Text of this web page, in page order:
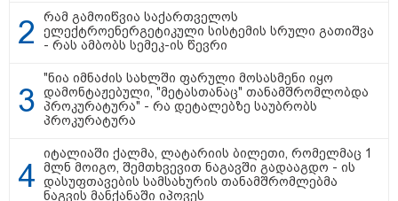
- ლოკაციები თბილისის
შემოგარენში, სადაც შესაძლოა,
მიწები გაძვირდეს
რამ გამოიწვია საქართველოს
ელექტროენერგეტიკული სისტემის სრული გათიშვა
- რას ამბობს სემეკ-ის წევრი
"ნია იმნაძის სახლში ფარული მოსასმენი იყო
დამონტაჟებული, "მეტასთანაც" თანამშრომლობდა
პროკურატურა" - რა დეტალებზე საუბრობს
პროკურატურა
იტალიაში ქალმა, ლატარიის ბილეთი, რომელმაც 1
მლნ მოიგო, შემთხვევით ნაგავში გადააგდო - ის
დასუფთავების სამსახურის თანამშრომლებმა
ნაგვის მანქანაში იპოვეს